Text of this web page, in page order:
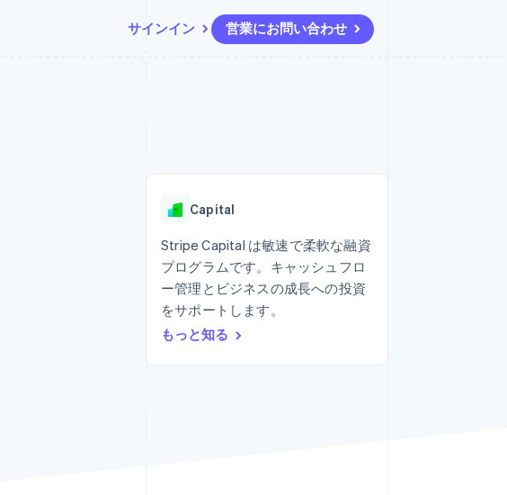
サインイン 営業にお問い合わせ
プラットフォーム決済の構築
Radar
スタートアップの企業設立
Climate
カーボンリムーバル
Identity
ィ、旅行、レジャー
びエンターテインメント
ョナルサービス
クター
グと管理
API ステータス
ム
Capital
Stripe Capital は敏速で柔軟な融資
プログラムです。キャッシュフロ
ー管理とビジネスの成長への投資
をサポートします。
もっと知る